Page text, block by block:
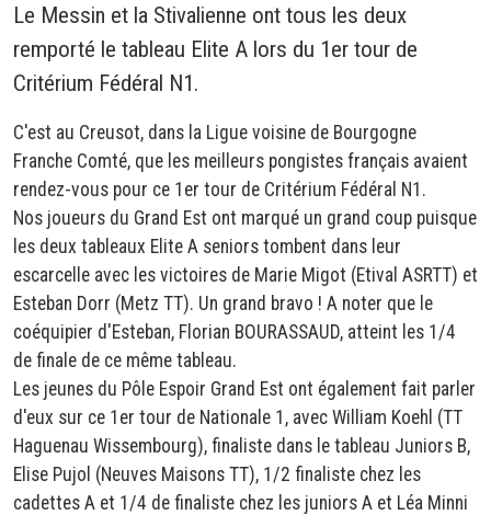
Le Messin et la Stivalienne ont tous les deux
remporté le tableau Elite A lors du 1er tour de
Critérium Fédéral N1.
C'est au Creusot, dans la Ligue voisine de Bourgogne
Franche Comté, que les meilleurs pongistes français avaient
rendez-vous pour ce 1er tour de Critérium Fédéral N1.
Nos joueurs du Grand Est ont marqué un grand coup puisque
les deux tableaux Elite A seniors tombent dans leur
escarcelle avec les victoires de Marie Migot (Etival ASRTT) et
Esteban Dorr (Metz TT). Un grand bravo ! A noter que le
coéquipier d'Esteban, Florian BOURASSAUD, atteint les 1/4
de finale de ce même tableau.
Les jeunes du Pôle Espoir Grand Est ont également fait parler
d'eux sur ce 1er tour de Nationale 1, avec William Koehl (TT
Haguenau Wissembourg), finaliste dans le tableau Juniors B,
Elise Pujol (Neuves Maisons TT), 1/2 finaliste chez les
cadettes A et 1/4 de finaliste chez les juniors A et Léa Minni